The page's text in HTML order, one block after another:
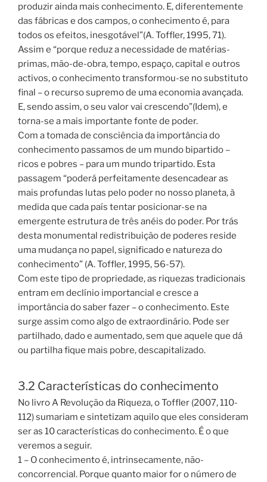
produzir ainda mais conhecimento. E, diferentemente
das fábricas e dos campos, o conhecimento é, para
todos os efeitos, inesgotável”(A. Toffler, 1995, 71).
Assim e “porque reduz a necessidade de matérias-
primas, mão-de-obra, tempo, espaço, capital e outros
activos, o conhecimento transformou-se no substituto
final – o recurso supremo de uma economia avançada.
E, sendo assim, o seu valor vai crescendo”(Idem), e
torna-se a mais importante fonte de poder.
Com a tomada de consciência da importância do
conhecimento passamos de um mundo bipartido –
ricos e pobres – para um mundo tripartido. Esta
passagem “poderá perfeitamente desencadear as
mais profundas lutas pelo poder no nosso planeta, à
medida que cada país tentar posicionar-se na
emergente estrutura de três anéis do poder. Por trás
desta monumental redistribuição de poderes reside
uma mudança no papel, significado e natureza do
conhecimento” (A. Toffler, 1995, 56-57).
Com este tipo de propriedade, as riquezas tradicionais
entram em declínio importancial e cresce a
importância do saber fazer – o conhecimento. Este
surge assim como algo de extraordinário. Pode ser
partilhado, dado e aumentado, sem que aquele que dá
ou partilha fique mais pobre, descapitalizado.
3.2 Características do conhecimento
No livro A Revolução da Riqueza, o Toffler (2007, 110-
112) sumariam e sintetizam aquilo que eles consideram
ser as 10 características do conhecimento. É o que
veremos a seguir.
1 – O conhecimento é, intrinsecamente, não-
concorrencial. Porque quanto maior for o número de